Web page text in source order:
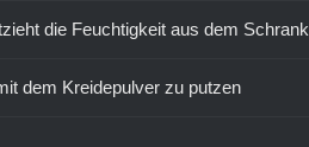
die Feuchtigkeit aus dem Schrank
dem Kreidepulver zu putzen